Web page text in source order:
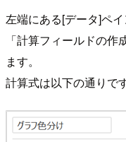
左端にある[データ]ペ
「計算フィールドの
ます。
計算式は以下の通りです